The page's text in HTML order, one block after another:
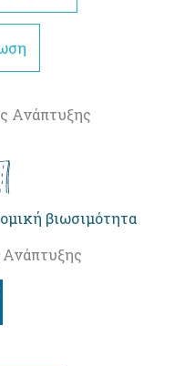
Ανάπτυξης
βιωσιμότητα
Ανάπτυξης